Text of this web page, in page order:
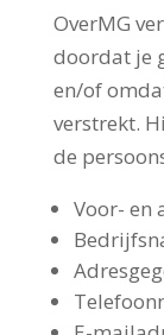
OverMG
doordat je
en/of
verstrekt.
de
Voor- en